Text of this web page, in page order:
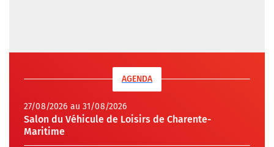
AGENDA
27/08/2026 au 31/08/2026
Salon du Véhicule de Loisirs de Charente-
Maritime